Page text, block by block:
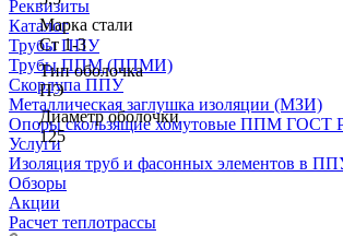
Марка стали
Ст 1-3
Тип оболочка
ПЭ
Диаметр оболочки
125
Реквизиты
Каталог
Трубы ППУ
Трубы ППМ (ППМИ)
Скорлупа ППУ
Металлическая заглушка изоляции (МЗИ)
Опоры скользящие хомутовые ППМ ГОСТ
Услуги
Изоляция труб и фасонных элементов в
Обзоры
Акции
Расчет теплотрассы